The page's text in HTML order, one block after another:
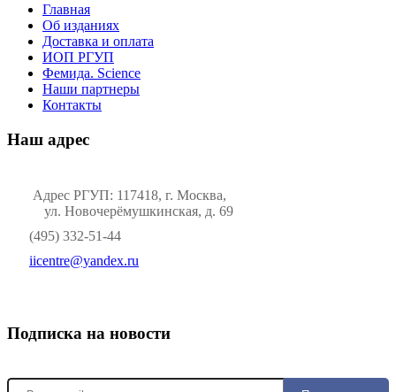
Главная
Об изданиях
Доставка и оплата
ИОП РГУП
Фемида. Science
Наши партнеры
Контакты
Наш адрес
Адрес РГУП: 117418, г. Москва,
ул. Новочерёмушкинская, д. 69
(495) 332-51-44
iicentre@yandex.ru
Подписка на новости